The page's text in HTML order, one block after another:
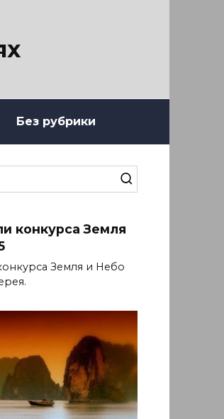
Без рубрики
конкурса Земля
Земля и Небо